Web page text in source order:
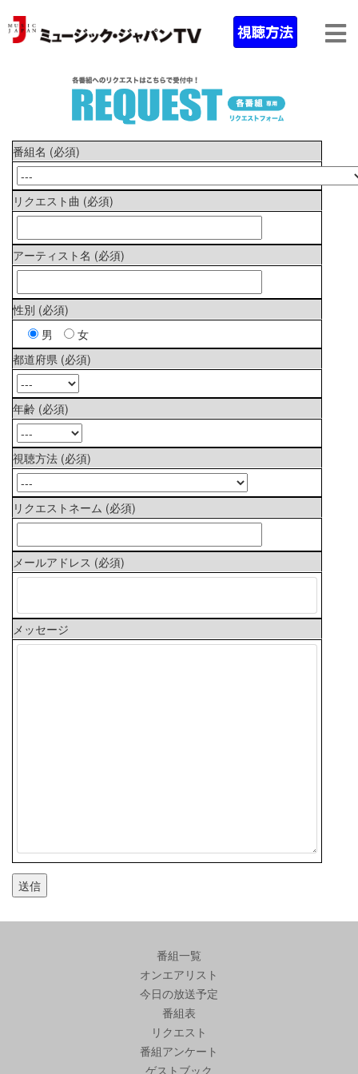
番組名 (必須)
リクエスト曲 (必須)
アーティスト名 (必須)
性別 (必須)
男
女
都道府県 (必須)
年齢 (必須)
視聴方法 (必須)
リクエストネーム (必須)
メールアドレス (必須)
メッセージ
番組一覧
オンエアリスト
今日の放送予定
番組表
リクエスト
番組アンケート
ゲストブック